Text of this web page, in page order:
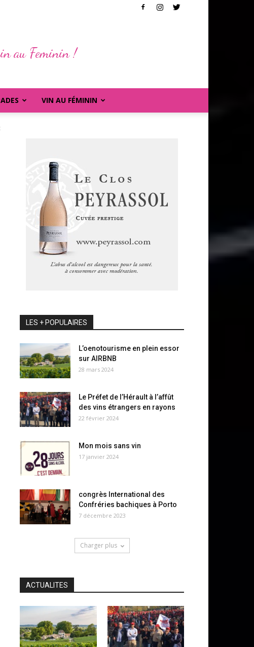
au Feminin !
VIN AU FÉMININ
LES + POPULAIRES
L’oenotourisme en plein essor
sur AIRBNB
28 mars 2024
Le Préfet de l’Hérault à l’affût
des vins étrangers en rayons
22 février 2024
Mon mois sans vin
17 janvier 2024
congrès International des
Confréries bachiques à Porto
7 décembre 2023
Charger plus
ACTUALITES